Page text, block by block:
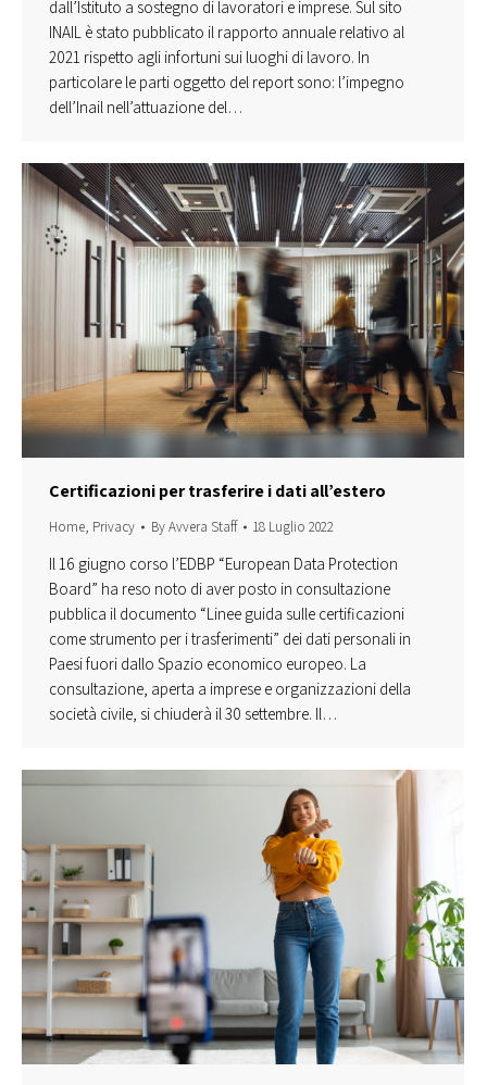
dall’Istituto a sostegno di lavoratori e imprese. Sul sito
INAIL è stato pubblicato il rapporto annuale relativo al
2021 rispetto agli infortuni sui luoghi di lavoro. In
particolare le parti oggetto del report sono: l’impegno
dell’Inail nell’attuazione del…
Certificazioni per trasferire i dati all’estero
Home, Privacy ByAvvera Staff 18 Luglio 2022
Il 16 giugno corso l’EDBP “European Data Protection
Board” ha reso noto di aver posto in consultazione
pubblica il documento “Linee guida sulle certificazioni
come strumento per i trasferimenti” dei dati personali in
Paesi fuori dallo Spazio economico europeo. La
consultazione, aperta a imprese e organizzazioni della
società civile, si chiuderà il 30 settembre. Il…